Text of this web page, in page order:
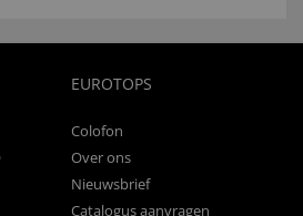
EUROTOPS
Colofon
Over ons
Nieuwsbrief
Catalogus aanvragen